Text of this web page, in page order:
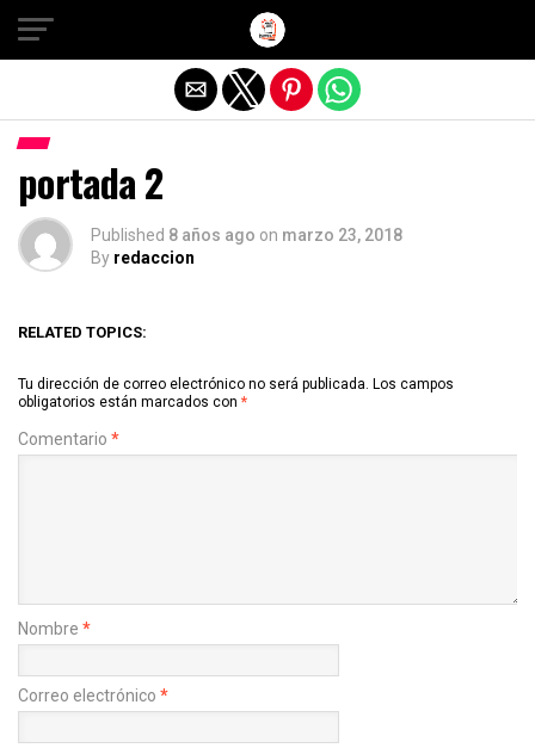
portada 2
Published 8 años ago on marzo 23, 2018
By redaccion
RELATED TOPICS:
Tu dirección de correo electrónico no será publicada. Los campos
obligatorios están marcados con *
Comentario *
Nombre *
Correo electrónico *
Salir de la versión móvil